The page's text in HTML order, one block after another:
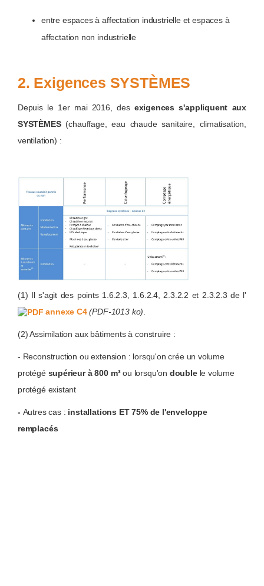
entre espaces à affectation industrielle et espaces à
affectation non industrielle
2. Exigences SYSTÈMES
Depuis le 1er mai 2016, des exigences s'appliquent aux
SYSTÈMES(chauffage, eau chaude sanitaire, climatisation,
ventilation) :
(1) Il s'agit des points 1.6.2.3, 1.6.2.4, 2.3.2.2 et 2.3.2.3 de l'
annexe C4(PDF-1013 ko)
(2) Assimilation aux bâtiments à construire :
- Reconstruction ou extension : lorsqu'on crée un volume
protégé supérieur à 800 m³ou lorsqu'on doublele volume
protégé existant
- Autres cas : installations ET 75% de l'enveloppe
remplacés